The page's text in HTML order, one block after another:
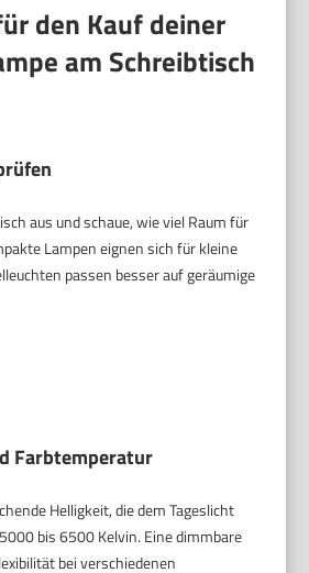
den Kauf deiner
am Schreibtisch
aus und schaue, wie viel Raum für
Lampen eignen sich für kleine
passen besser auf geräumige
Farbtemperatur
Helligkeit, die dem Tageslicht
bis 6500 Kelvin. Eine dimmbare
bei verschiedenen